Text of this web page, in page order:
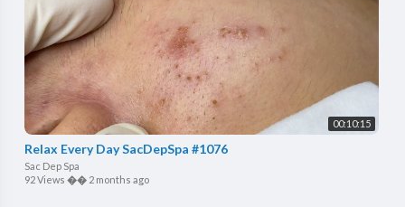
00:10:15
Relax Every Day SacDepSpa #1076
Sac Dep Spa
92 Views �� 2 months ago